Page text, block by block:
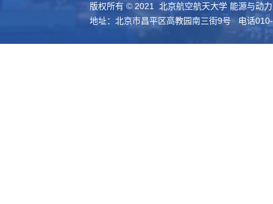
版权所有 © 2021 北京航空航天大学 能源与动
地址：北京市昌平区高教园南三街9号 电话